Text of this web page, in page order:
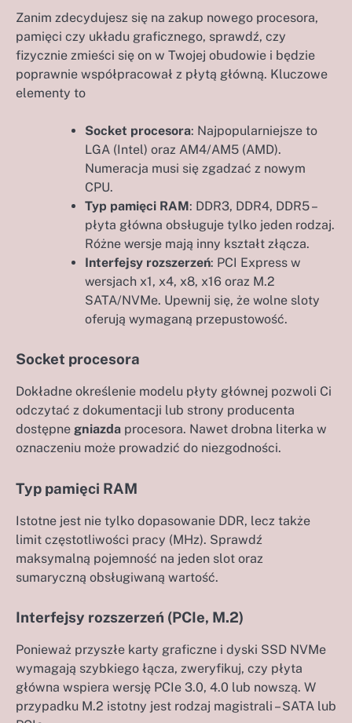
Zanim zdecydujesz się na zakup nowego procesora,
pamięci czy układu graficznego, sprawdź, czy
fizycznie zmieści się on w Twojej obudowie i będzie
poprawnie współpracował z płytą główną. Kluczowe
elementy to
Socket procesora: Najpopularniejsze to
LGA (Intel) oraz AM4/AM5 (AMD).
Numeracja musi się zgadzać z nowym
CPU.
Typ pamięci RAM: DDR3, DDR4, DDR5 –
płyta główna obsługuje tylko jeden rodzaj.
Różne wersje mają inny kształt złącza.
Interfejsy rozszerzeń: PCI Express w
wersjach x1, x4, x8, x16 oraz M.2
SATA/NVMe. Upewnij się, że wolne sloty
oferują wymaganą przepustowość.
Socket procesora
Dokładne określenie modelu płyty głównej pozwoli Ci
odczytać z dokumentacji lub strony producenta
dostępne gniazda procesora. Nawet drobna literka w
oznaczeniu może prowadzić do niezgodności.
Typ pamięci RAM
Istotne jest nie tylko dopasowanie DDR, lecz także
limit częstotliwości pracy (MHz). Sprawdź
maksymalną pojemność na jeden slot oraz
sumaryczną obsługiwaną wartość.
Interfejsy rozszerzeń (PCIe, M.2)
Ponieważ przyszłe karty graficzne i dyski SSD NVMe
wymagają szybkiego łącza, zweryfikuj, czy płyta
główna wspiera wersję PCIe 3.0, 4.0 lub nowszą. W
przypadku M.2 istotny jest rodzaj magistrali – SATA lub